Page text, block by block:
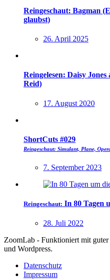
Reingeschaut: Bagman
glaubst)
26. April 2025
Reingelesen: Daisy
Reid)
17. August 2020
ShortCuts #029
Reingeschaut: Simulant, Plane,
7. September 2023
Reingeschaut: In 80 Tagen
28. Juli 2022
ZoomLab - Funktioniert mit
und Wordpress.
Datenschutz
Impressum